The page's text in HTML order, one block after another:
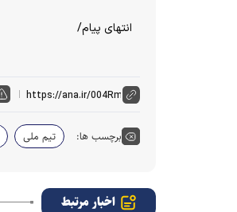
انتهای پیام/
برچسب ها: تیم ملی
اخبار مرتبط